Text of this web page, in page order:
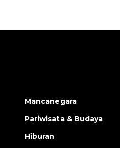
Mancanegara
Pariwisata & Budaya
Hiburan